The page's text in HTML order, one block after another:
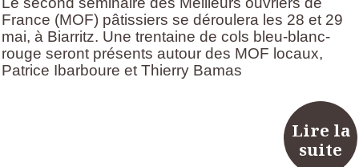
France (MOF) pâtissiers se déroulera les 28 et 29
mai, à Biarritz. Une trentaine de cols bleu-blanc-
rouge seront présents autour des MOF locaux,
Patrice Ibarboure et Thierry Bamas
Lire la
suite